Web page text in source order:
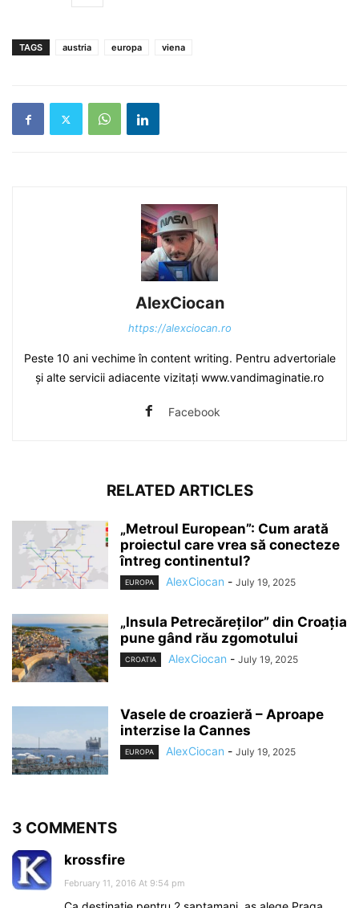
TAGS austria europa viena
AlexCiocan
https://alexciocan.ro
Peste 10 ani vechime în content writing. Pentru advertoriale
și alte servicii adiacente vizitați www.vandimaginatie.ro
Facebook
RELATED ARTICLES
„Metroul European”: Cum arată
proiectul care vrea să conecteze
întreg continentul?
EUROPA AlexCiocan - July 19, 2025
„Insula Petrecăreților” din Croația
pune gând rău zgomotului
CROATIA AlexCiocan - July 19, 2025
Vasele de croazieră – Aproape
interzise la Cannes
EUROPA AlexCiocan - July 19, 2025
3 COMMENTS
krossfire
February 11, 2016 At 9:54 pm